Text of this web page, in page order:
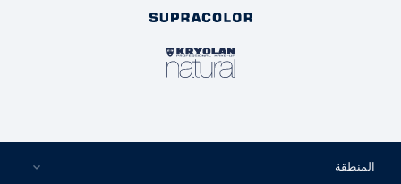
المنطقة